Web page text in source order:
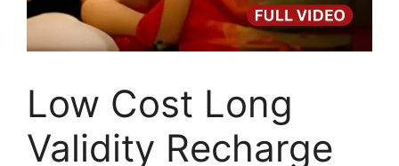
Low Cost Long
Validity Recharge